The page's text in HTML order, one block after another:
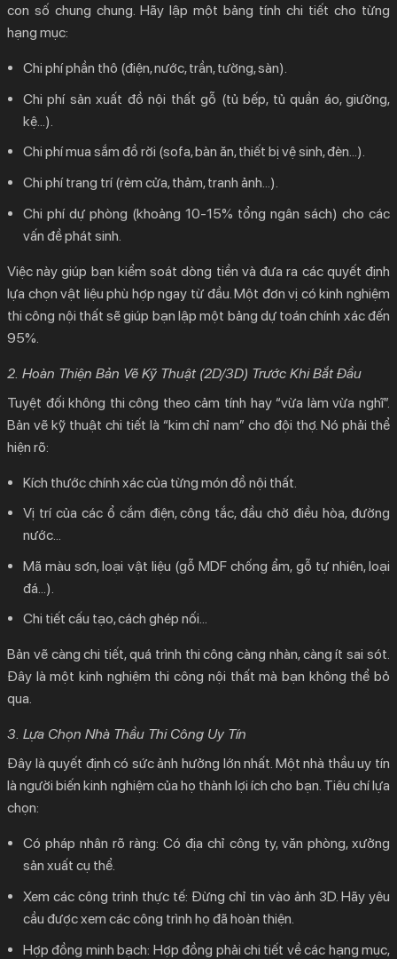
con số chung chung. Hãy lập một bảng tính chi tiết cho từng
hạng mục:
Chi phí phần thô (điện, nước, trần, tường, sàn).
Chi phí sản xuất đồ nội thất gỗ (tủ bếp, tủ quần áo, giường,
kệ…).
Chi phí mua sắm đồ rời (sofa, bàn ăn, thiết bị vệ sinh, đèn…).
Chi phí trang trí (rèm cửa, thảm, tranh ảnh…).
Chi phí dự phòng (khoảng 10-15% tổng ngân sách) cho các
vấn đề phát sinh.
Việc này giúp bạn kiểm soát dòng tiền và đưa ra các quyết định
lựa chọn vật liệu phù hợp ngay từ đầu. Một đơn vị cókinh nghiệm
thi công nội thất sẽ giúp bạn lập một bảng dự toán chính xác đến
95%.
2. Hoàn Thiện Bản Vẽ Kỹ Thuật (2D/3D) Trước Khi Bắt Đầu
Tuyệt đối không thi công theo cảm tính hay “vừa làm vừa nghĩ”.
Bản vẽ kỹ thuật chi tiết là “kim chỉ nam” cho đội thợ. Nó phải thể
hiện rõ:
Kích thước chính xác của từng món đồ nội thất.
Vị trí của các ổ cắm điện, công tắc, đầu chờ điều hòa, đường
nước…
Mã màu sơn, loại vật liệu (gỗ MDF chống ẩm, gỗ tự nhiên, loại
đá…).
Chi tiết cấu tạo, cách ghép nối…
Bản vẽ càng chi tiết, quá trình thi công càng nhàn, càng ít sai sót.
Đây là mộtkinh nghiệm thi công nội thất mà bạn không thể bỏ
qua.
3. Lựa Chọn Nhà Thầu Thi Công Uy Tín
Đây là quyết định có sức ảnh hưởng lớn nhất. Một nhà thầu uy tín
là người biến kinh nghiệm của họ thành lợi ích cho bạn. Tiêu chí lựa
chọn:
Có pháp nhân rõ ràng: Có địa chỉ công ty, văn phòng, xưởng
sản xuất cụ thể.
Xem các công trình thực tế: Đừng chỉ tin vào ảnh 3D. Hãy yêu
cầu được xem các công trình họ đã hoàn thiện.
Hợp đồng minh bạch: Hợp đồng phải chi tiết về các hạng mục,